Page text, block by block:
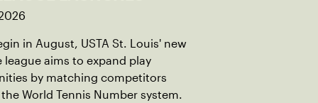
in August, USTA St. Louis' new
league aims to expand play
by matching competitors
World Tennis Number system.